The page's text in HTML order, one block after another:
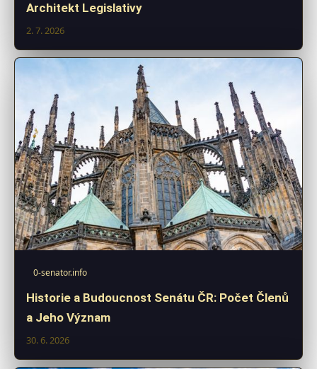
Architekt Legislativy
2. 7. 2026
0-senator.info
Historie a Budoucnost Senátu ČR: Počet Členů
a Jeho Význam
30. 6. 2026